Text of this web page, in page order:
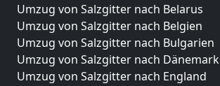
Umzug von Salzgitter nach Belarus
Umzug von Salzgitter nach Belgien
Umzug von Salzgitter nach Bulgarien
Umzug von Salzgitter nach Dänemark
Umzug von Salzgitter nach England